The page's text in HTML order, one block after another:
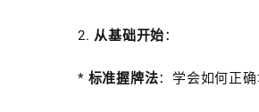
2. 从基础开始：
* 标准握牌法：学会如何正